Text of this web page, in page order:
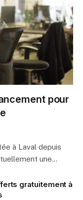
pour
à Laval depuis
une…
gratuitement à